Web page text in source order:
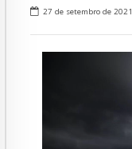
27 de setembro de 2021